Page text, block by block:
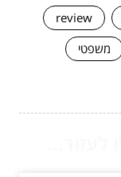
review
משפטי